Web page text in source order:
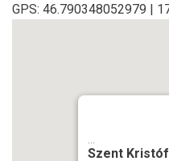
GPS: 46.790348052979 |
Szent